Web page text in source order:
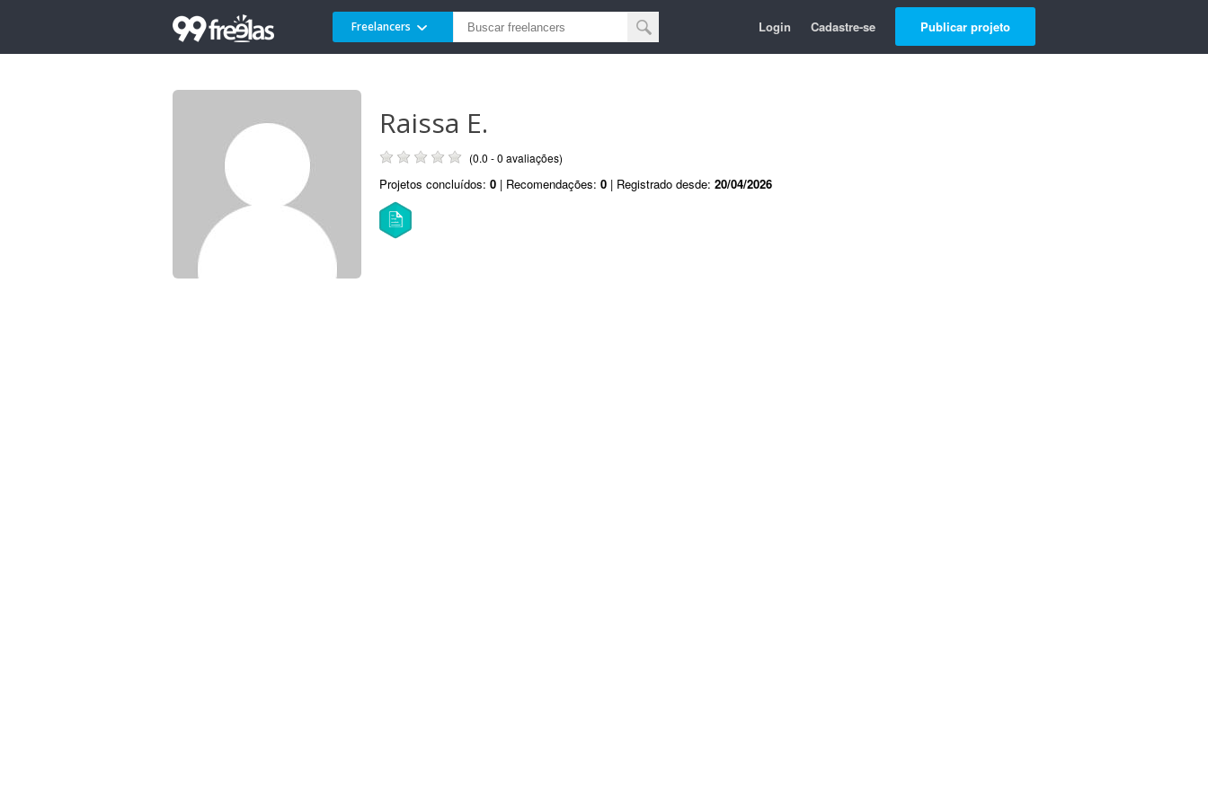
Freelancers Login Cadastre-se Publicar projeto
Raissa E.
(0.0 - 0 avaliações)
Projetos concluídos: 0 | Recomendações: 0 | Registrado desde: 20/04/2026